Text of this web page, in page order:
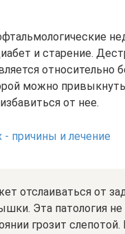
и старение.
можно
от нее.
- причины и лечение
отслаиваться от
Эта патология не
грозит